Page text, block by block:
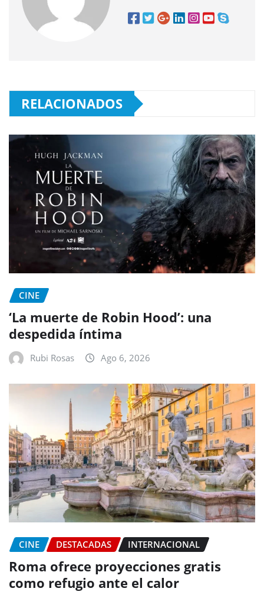
RELACIONADOS
CINE
‘La muerte de Robin Hood’: una
despedida íntima
Rubi Rosas Ago 6, 2026
CINE DESTACADAS INTERNACIONAL
Roma ofrece proyecciones gratis
como refugio ante el calor